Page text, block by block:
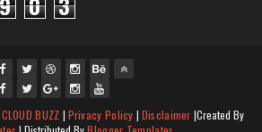
twi
tte
gpl
usJ
ins
tag
you
tub
BUZZ | Privacy Policy | Disclaimer |Created By